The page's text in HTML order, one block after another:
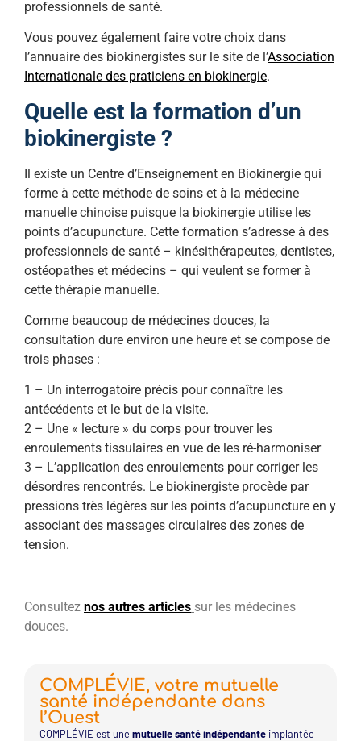
professionnels de santé.
Vous pouvez également faire votre choix dans
l’annuaire des biokinergistes sur le site de l’Association
Internationale des praticiens en biokinergie.
Quelle est la formation d’un
biokinergiste ?
Il existe un Centre d’Enseignement en Biokinergie qui
forme à cette méthode de soins et à la médecine
manuelle chinoise puisque la biokinergie utilise les
points d’acupuncture. Cette formation s’adresse à des
professionnels de santé – kinésithérapeutes, dentistes,
ostéopathes et médecins – qui veulent se former à
cette thérapie manuelle.
Comme beaucoup de médecines douces, la
consultation dure environ une heure et se compose de
trois phases :
1 – Un interrogatoire précis pour connaître les
antécédents et le but de la visite.
2 – Une « lecture » du corps pour trouver les
enroulements tissulaires en vue de les ré-harmoniser
3 – L’application des enroulements pour corriger les
désordres rencontrés. Le biokinergiste procède par
pressions très légères sur les points d’acupuncture en y
associant des massages circulaires des zones de
tension.
Consultez nos autres articles sur les médecines
douces.
COMPLÉVIE, votre mutuelle
santé indépendante dans
l’Ouest
COMPLÉVIE est unemutuelle santé indépendante implantée